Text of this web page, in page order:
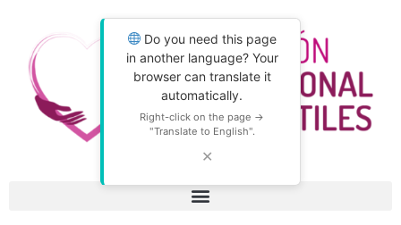
Do you need this page
in another language? Your
browser can translate it
automatically.
Right-click on the page →
"Translate to English".
✕